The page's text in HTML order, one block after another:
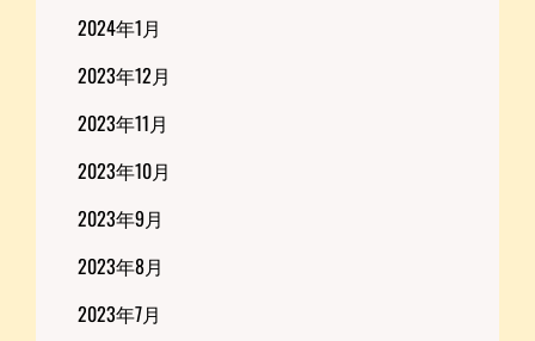
2024年1月
2023年12月
2023年11月
2023年10月
2023年9月
2023年8月
2023年7月